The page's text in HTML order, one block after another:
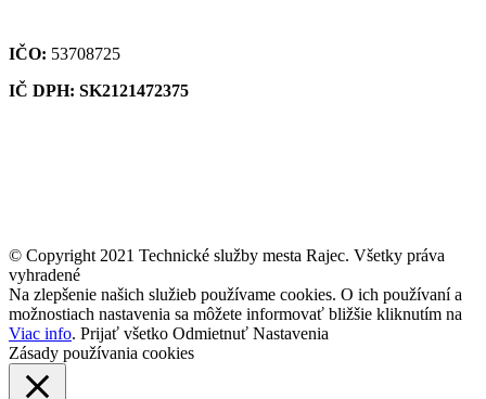
IČO: 53708725
IČ DPH: SK2121472375
© Copyright 2021 Technické služby mesta Rajec. Všetky práva
vyhradené
Na zlepšenie našich služieb používame cookies. O ich používaní a
možnostiach nastavenia sa môžete informovať bližšie kliknutím na
Viac info. Prijať všetko Odmietnuť Nastavenia
Zásady používania cookies